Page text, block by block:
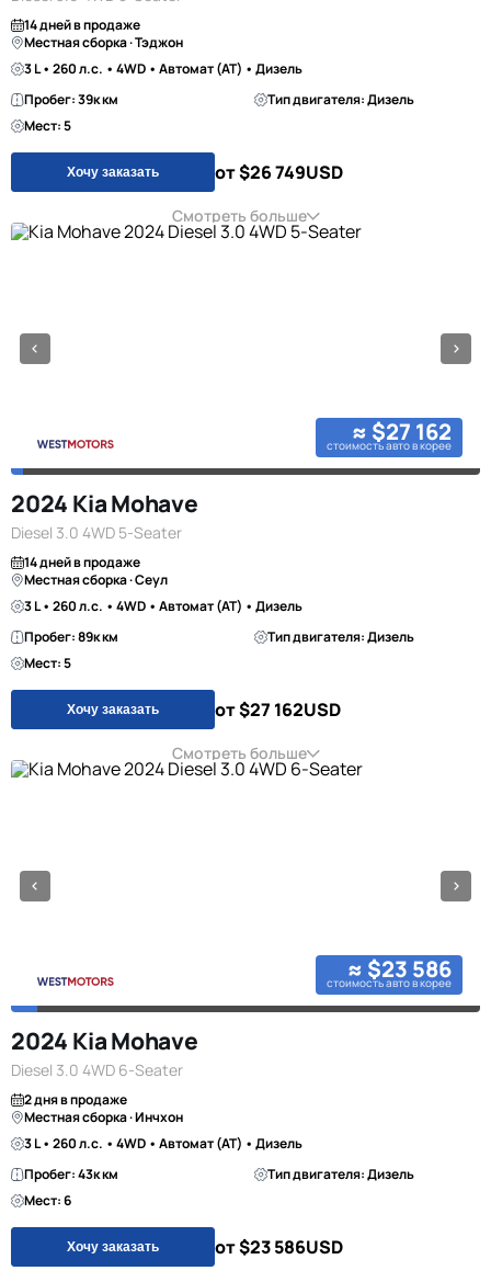
14 дней в продаже
Местная сборка · Тэджон
3 L • 260 л.с. • 4WD • Автомат (AT) • Дизель
Пробег: 39к км
Тип двигателя: Дизель
Мест: 5
Хочу заказать от $26 749USD
Смотреть больше
≈ $27 162
стоимость авто в корее
2024 Kia Mohave
Diesel 3.0 4WD 5-Seater
14 дней в продаже
Местная сборка · Сеул
3 L • 260 л.с. • 4WD • Автомат (AT) • Дизель
Пробег: 89к км
Тип двигателя: Дизель
Мест: 5
Хочу заказать от $27 162USD
Смотреть больше
≈ $23 586
стоимость авто в корее
2024 Kia Mohave
Diesel 3.0 4WD 6-Seater
2 дня в продаже
Местная сборка · Инчхон
3 L • 260 л.с. • 4WD • Автомат (AT) • Дизель
Пробег: 43к км
Тип двигателя: Дизель
Мест: 6
Хочу заказать от $23 586USD